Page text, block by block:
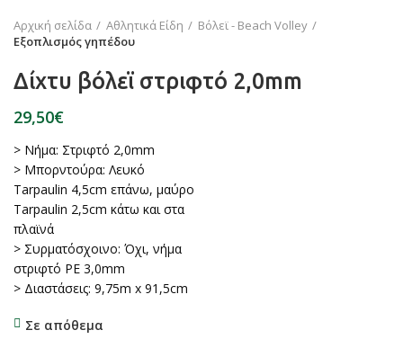
Αρχική σελίδα Αθλητικά Είδη
Βόλεϊ - Beach Volley
Εξοπλισμός γηπέδου
Δίχτυ βόλεϊ στριφτό 2,0mm
€
> Νήμα: Στριφτό 2,0mm
> Μπορντούρα: Λευκό
Tarpaulin 4,5cm επάνω, μαύρο
Tarpaulin 2,5cm κάτω και στα
πλαϊνά
> Συρµατόσχοινο: Όχι, νήμα
στριφτό PE 3,0mm
> Διαστάσεις: 9,75m x 91,5cm
Σε απόθεμα